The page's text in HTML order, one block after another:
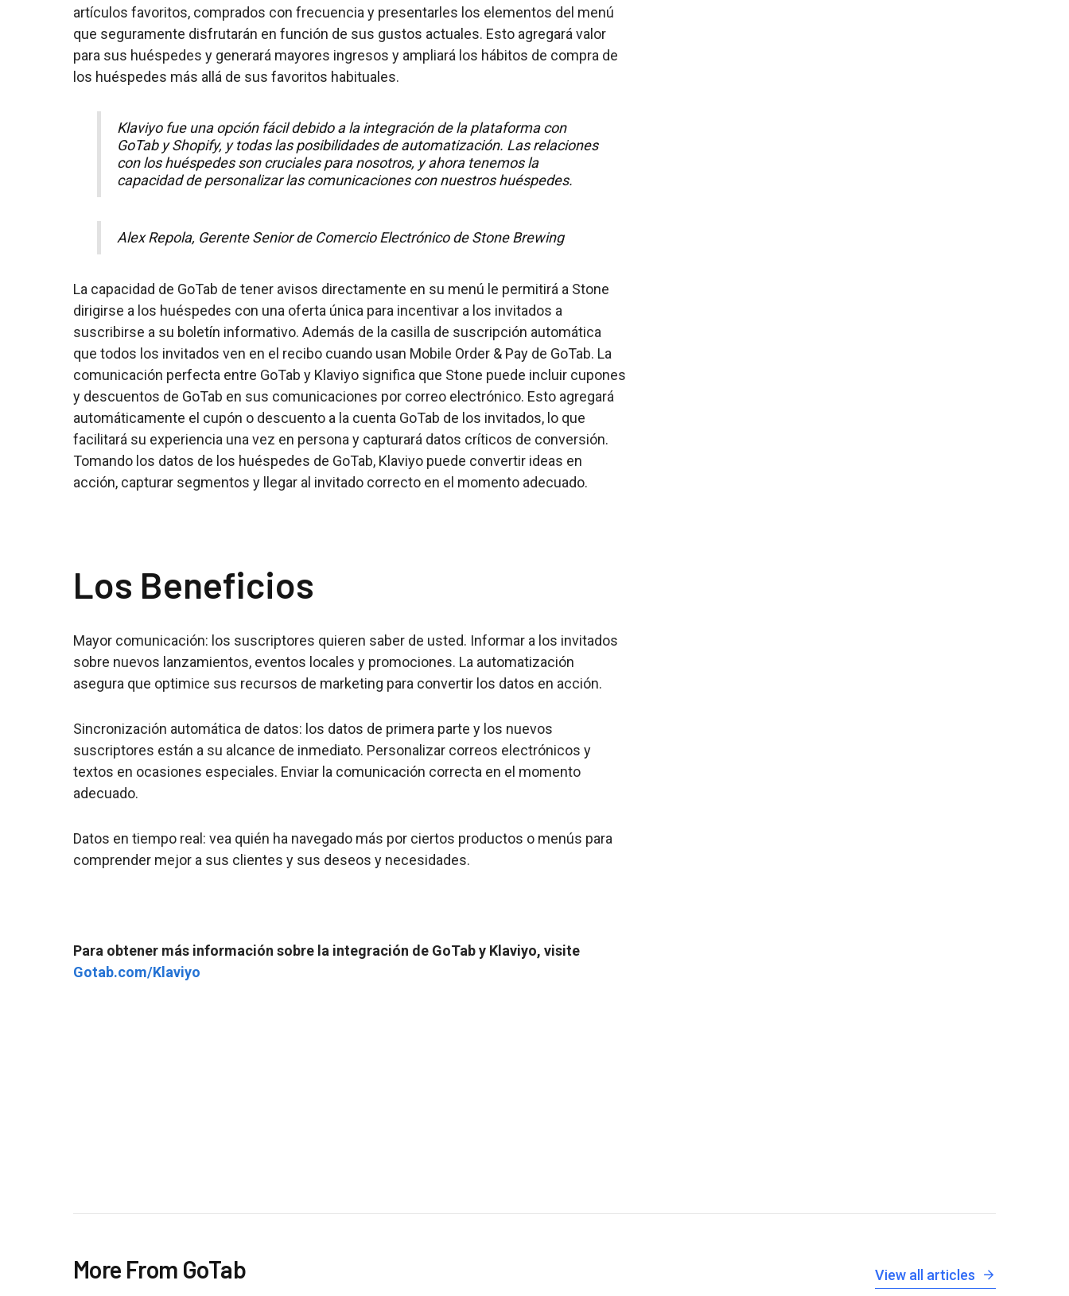
artículos favoritos, comprados con frecuencia y presentarles los elementos del menú
que seguramente disfrutarán en función de sus gustos actuales. Esto agregará valor
para sus huéspedes y generará mayores ingresos y ampliará los hábitos de compra de
los huéspedes más allá de sus favoritos habituales.
Klaviyo fue una opción fácil debido a la integración de la plataforma con
GoTab y Shopify, y todas las posibilidades de automatización. Las relaciones
con los huéspedes son cruciales para nosotros, y ahora tenemos la
capacidad de personalizar las comunicaciones con nuestros huéspedes.
Alex Repola, Gerente Senior de Comercio Electrónico de Stone Brewing
La capacidad de GoTab de tener avisos directamente en su menú le permitirá a Stone
dirigirse a los huéspedes con una oferta única para incentivar a los invitados a
suscribirse a su boletín informativo. Además de la casilla de suscripción automática
que todos los invitados ven en el recibo cuando usan Mobile Order & Pay de GoTab. La
comunicación perfecta entre GoTab y Klaviyo significa que Stone puede incluir cupones
y descuentos de GoTab en sus comunicaciones por correo electrónico. Esto agregará
automáticamente el cupón o descuento a la cuenta GoTab de los invitados, lo que
facilitará su experiencia una vez en persona y capturará datos críticos de conversión.
Tomando los datos de los huéspedes de GoTab, Klaviyo puede convertir ideas en
acción, capturar segmentos y llegar al invitado correcto en el momento adecuado.
Los Beneficios
Mayor comunicación: los suscriptores quieren saber de usted. Informar a los invitados
sobre nuevos lanzamientos, eventos locales y promociones. La automatización
asegura que optimice sus recursos de marketing para convertir los datos en acción.
Sincronización automática de datos: los datos de primera parte y los nuevos
suscriptores están a su alcance de inmediato. Personalizar correos electrónicos y
textos en ocasiones especiales. Enviar la comunicación correcta en el momento
adecuado.
Datos en tiempo real: vea quién ha navegado más por ciertos productos o menús para
comprender mejor a sus clientes y sus deseos y necesidades.
Para obtener más información sobre la integración de GoTab y Klaviyo, visite
Gotab.com/Klaviyo
More From GoTab View all articles